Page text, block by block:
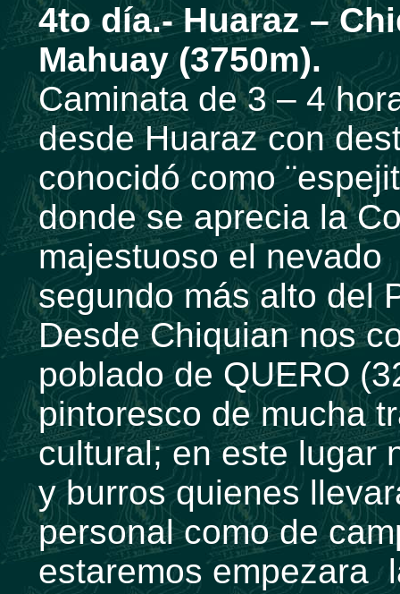
4to día.- Huaraz –
Mahuay (3750m).
Caminata de 3 – 4
desde Huaraz con
conocidó como
donde se aprecia la
majestuoso el
segundo más alto del
Desde Chiquian nos
poblado de QUERO
pintoresco de mucha
cultural; en este lugar
y burros quienes
personal como de
estaremos empezara